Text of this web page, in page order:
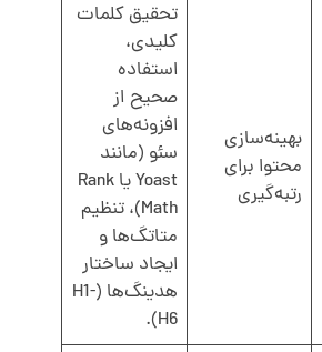
بهینه‌سازی
محتوا برای
رتبه‌گیری
تحقیق کلمات
کلیدی،
استفاده
صحیح از
افزونه‌های
سئو (مانند
Yoast یا Rank
Math)، تنظیم
متاتگ‌ها و
ایجاد ساختار
هدینگ‌ها (H1-
H6).